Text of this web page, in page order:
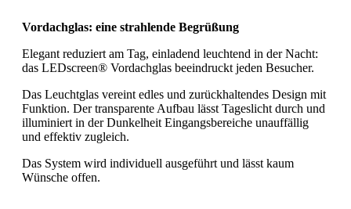
Vordachglas: eine strahlende Begrüßung
Elegant reduziert am Tag, einladend leuchtend in der Nacht:
das LEDscreen® Vordachglas beeindruckt jeden Besucher.
Das Leuchtglas vereint edles und zurückhaltendes Design mit
Funktion. Der transparente Aufbau lässt Tageslicht durch und
illuminiert in der Dunkelheit Eingangsbereiche unauffällig
und effektiv zugleich.
Das System wird individuell ausgeführt und lässt kaum
Wünsche offen.